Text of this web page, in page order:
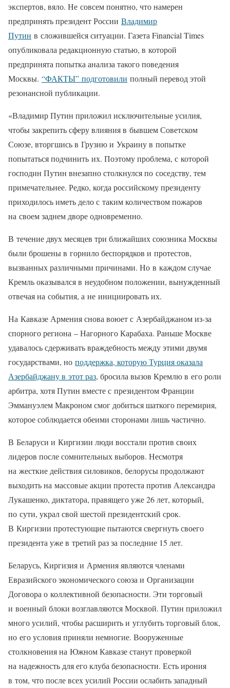
экспертов, вяло. Не совсем понятно, что намерен
предпринять президент России Владимир
Путин в сложившейся ситуации. Газета Financial Times
опубликовала редакционную статью, в которой
предпринята попытка анализа такого поведения
Москвы. “ФАКТЫ” подготовили полный перевод этой
резонансной публикации.
«Владимир Путин приложил исключительные усилия,
чтобы закрепить сферу влияния в бывшем Советском
Союзе, вторгшись в Грузию и Украину в попытке
попытаться подчинить их. Поэтому проблема, с которой
господин Путин внезапно столкнулся по соседству, тем
примечательнее. Редко, когда российскому президенту
приходилось иметь дело с таким количеством пожаров
на своем заднем дворе одновременно.
В течение двух месяцев три ближайших союзника Москвы
были брошены в горнило беспорядков и протестов,
вызванных различными причинами. Но в каждом случае
Кремль оказывался в неудобном положении, вынужденный
отвечая на события, а не инициировать их.
На Кавказе Армения снова воюет с Азербайджаном из-за
спорного региона – Нагорного Карабаха. Раньше Москве
удавалось сдерживать враждебность между этими двумя
государствами, но поддержка, которую Турция оказала
Азербайджану в этот раз, бросила вызов Кремлю в его роли
арбитра, хотя Путин вместе с президентом Франции
Эммануэлем Макроном смог добиться шаткого перемирия,
которое соблюдается обеими сторонами лишь частично.
В Беларуси и Киргизии люди восстали против своих
лидеров после сомнительных выборов. Несмотря
на жесткие действия силовиков, белорусы продолжают
выходить на массовые акции протеста против Александра
Лукашенко, диктатора, правящего уже 26 лет, который,
по сути, украл свой шестой президентский срок.
В Киргизии протестующие пытаются свергнуть своего
президента уже в третий раз за последние 15 лет.
Беларусь, Киргизия и Армения являются членами
Евразийского экономического союза и Организации
Договора о коллективной безопасности. Эти торговый
и военный блоки возглавляются Москвой. Путин приложил
много усилий, чтобы расширить и углубить торговый блок,
но его условия приняли немногие. Вооруженные
столкновения на Южном Кавказе станут проверкой
на надежность для его клуба безопасности. Есть ирония
в том, что после всех усилий России ослабить западный